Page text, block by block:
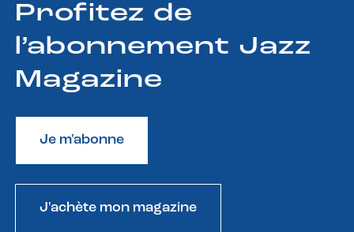
Profitez de
l’abonnement Jazz
Magazine
Je m'abonne
J'achète mon magazine